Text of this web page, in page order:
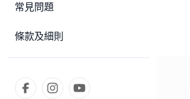
常見問題
條款及細則